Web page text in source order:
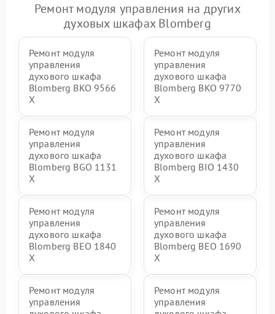
Ремонт модуля управления на других
духовых шкафах Blomberg
Ремонт модуля
управления
духового шкафа
Blomberg BKO 9566
X
Ремонт модуля
управления
духового шкафа
Blomberg BKO 9770
X
Ремонт модуля
управления
духового шкафа
Blomberg BGO 1131
X
Ремонт модуля
управления
духового шкафа
Blomberg BIO 1430
X
Ремонт модуля
управления
духового шкафа
Blomberg BEO 1840
X
Ремонт модуля
управления
духового шкафа
Blomberg BEO 1690
X
Ремонт модуля
управления
Ремонт модуля
управления